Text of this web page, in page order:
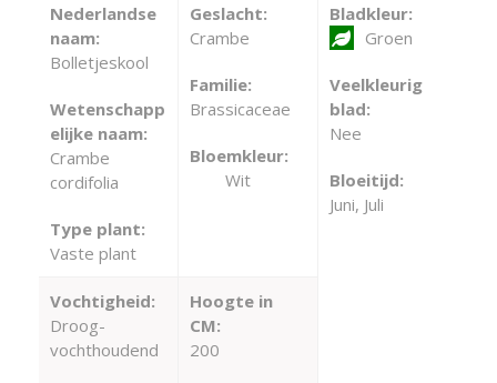
Nederlandse
naam:
Bolletjeskool
Wetenschapp
elijke naam:
Crambe
cordifolia
Type plant:
Vaste plant
Geslacht:
Crambe
Familie:
Brassicaceae
Bloemkleur:
Wit
Bladkleur:
Groen
Veelkleurig
blad:
Nee
Bloeitijd:
Juni, Juli
Vochtigheid:
Droog-
vochthoudend
Hoogte in
CM:
200